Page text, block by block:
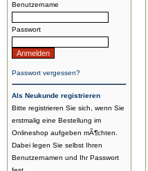
Benutzername
Passwort
Passwort vergessen?
Als Neukunde registrieren
Bitte registrieren Sie sich, wenn Sie
erstmalig eine Bestellung im
Onlineshop aufgeben mÃ¶chten.
Dabei legen Sie selbst Ihren
Benutzernamen und Ihr Passwort